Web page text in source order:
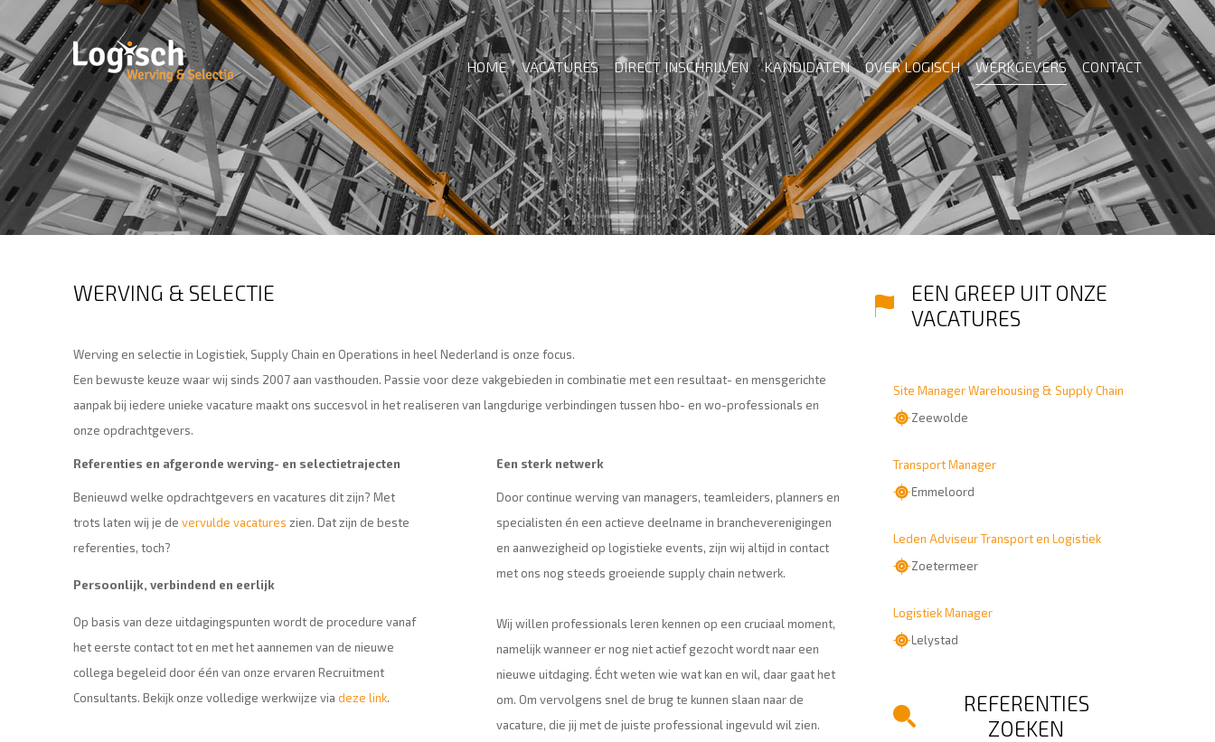
HOME VACATURES DIRECT INSCHRIJVEN KANDIDATEN OVER LOGISCH WERKGEVERS CONTACT
EEN GREEP UIT ONZE
VACATURES
Site Manager Warehousing & Supply Chain
Zeewolde
Transport Manager
Emmeloord
Leden Adviseur Transport en Logistiek
Zoetermeer
Logistiek Manager
Lelystad
REFERENTIES
ZOEKEN
WERVING & SELECTIE
Werving en selectie in Logistiek, Supply Chain en Operations in heel Nederland is onze focus.
Een bewuste keuze waar wij sinds 2007 aan vasthouden. Passie voor deze vakgebieden in combinatie met een resultaat- en mensgerichte
aanpak bij iedere unieke vacature maakt ons succesvol in het realiseren van langdurige verbindingen tussen hbo- en wo-professionals en
onze opdrachtgevers.
Referenties en afgeronde werving- en selectietrajecten
Benieuwd welke opdrachtgevers en vacatures dit zijn? Met
trots laten wij je de vervulde vacatures zien. Dat zijn de beste
referenties, toch?
Persoonlijk, verbindend en eerlijk
Op basis van deze uitdagingspunten wordt de procedure vanaf
het eerste contact tot en met het aannemen van de nieuwe
collega begeleid door één van onze ervaren Recruitment
Consultants. Bekijk onze volledige werkwijze via deze link.
Een sterk netwerk
Door continue werving van managers, teamleiders, planners en
specialisten én een actieve deelname in brancheverenigingen
en aanwezigheid op logistieke events, zijn wij altijd in contact
met ons nog steeds groeiende supply chain netwerk.
Wij willen professionals leren kennen op een cruciaal moment,
namelijk wanneer er nog niet actief gezocht wordt naar een
nieuwe uitdaging. Écht weten wie wat kan en wil, daar gaat het
om. Om vervolgens snel de brug te kunnen slaan naar de
vacature, die jij met de juiste professional ingevuld wil zien.